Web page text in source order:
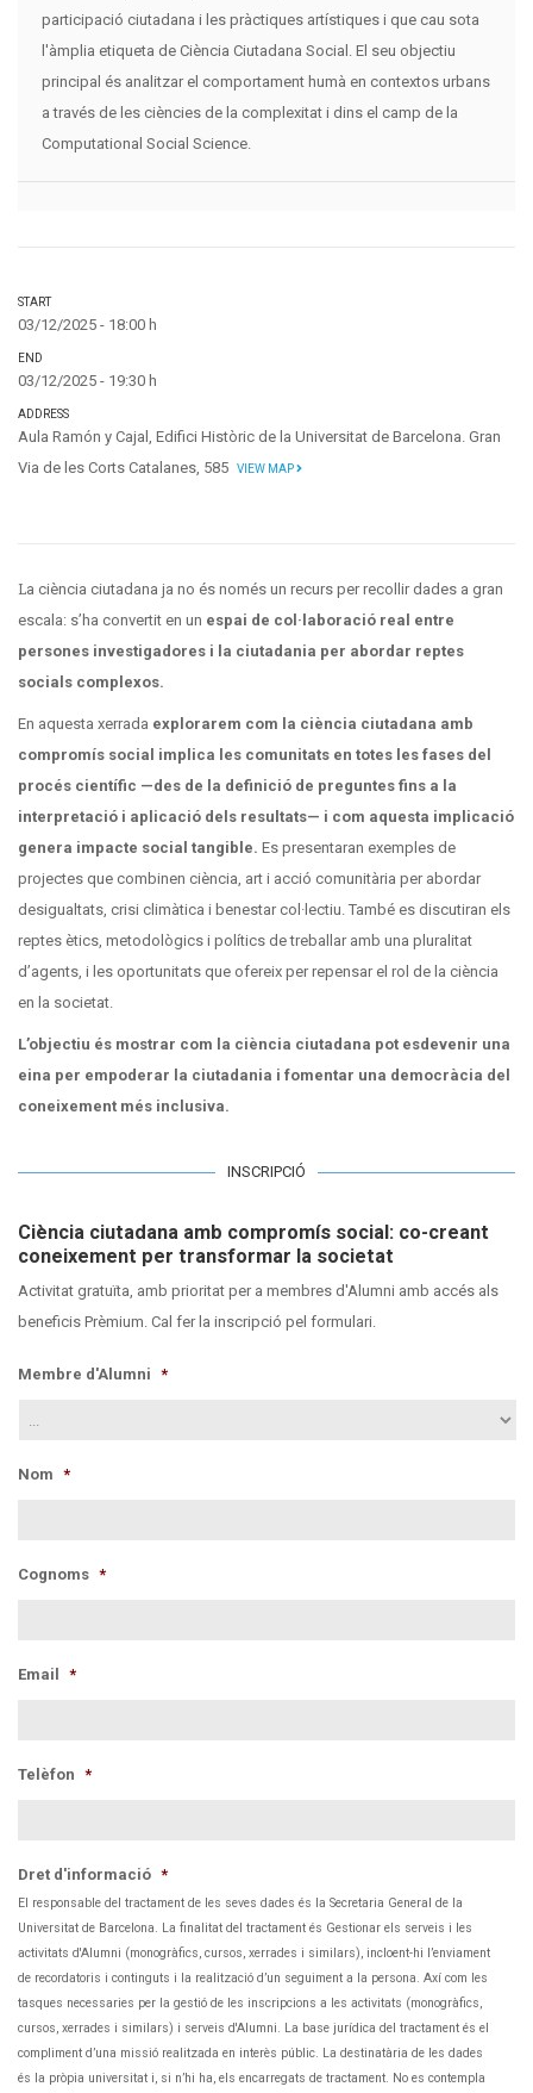
participació ciutadana i les pràctiques artístiques i que cau sota
l'àmplia etiqueta de Ciència Ciutadana Social. El seu objectiu
principal és analitzar el comportament humà en contextos urbans
a través de les ciències de la complexitat i dins el camp de la
Computational Social Science.
START
03/12/2025 - 18:00 h
END
03/12/2025 - 19:30 h
ADDRESS
Aula Ramón y Cajal, Edifici Històric de la Universitat de Barcelona. Gran
Via de les Corts Catalanes, 585
VIEW MAP
La ciència ciutadana ja no és només un recurs per recollir dades a gran
escala: s’ha convertit en un espai de col·laboració real entre
persones investigadores i la ciutadania per abordar reptes
socials complexos.
En aquesta xerrada explorarem com la ciència ciutadana amb
compromís social implica les comunitats en totes les fases del
procés científic —des de la definició de preguntes fins a la
interpretació i aplicació dels resultats— i com aquesta implicació
genera impacte social tangible. Es presentaran exemples de
projectes que combinen ciència, art i acció comunitària per abordar
desigualtats, crisi climàtica i benestar col·lectiu. També es discutiran els
reptes ètics, metodològics i polítics de treballar amb una pluralitat
d’agents, i les oportunitats que ofereix per repensar el rol de la ciència
en la societat.
L’objectiu és mostrar com la ciència ciutadana pot esdevenir una
eina per empoderar la ciutadania i fomentar una democràcia del
coneixement més inclusiva.
INSCRIPCIÓ
Ciència ciutadana amb compromís social: co-creant
coneixement per transformar la societat
Activitat gratuïta, amb prioritat per a membres d'Alumni amb accés als
beneficis Prèmium. Cal fer la inscripció pel formulari.
Membre d'Alumni *
Nom *
Cognoms *
Email *
Telèfon *
Dret d'informació *
El responsable del tractament de les seves dades és la Secretaria General de la
Universitat de Barcelona. La finalitat del tractament és Gestionar els serveis i les
activitats d'Alumni (monogràfics, cursos, xerrades i similars), incloent-hi l’enviament
de recordatoris i continguts i la realització d’un seguiment a la persona. Axí com les
tasques necessaries per la gestió de les inscripcions a les activitats (monogràfics,
cursos, xerrades i similars) i serveis d'Alumni. La base jurídica del tractament és el
compliment d’una missió realitzada en interès públic. La destinatària de les dades
és la pròpia universitat i, si n’hi ha, els encarregats de tractament. No es contempla